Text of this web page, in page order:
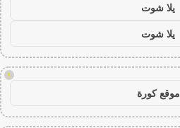
يلا شوت
يلا شوت
!
موقع كورة